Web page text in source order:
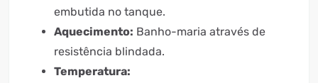
embutida no tanque.
Aquecimento: Banho-maria através de
resistência blindada.
Temperatura: